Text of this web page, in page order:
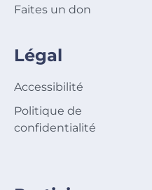
Faites un don
Légal
Accessibilité
Politique de
confidentialité